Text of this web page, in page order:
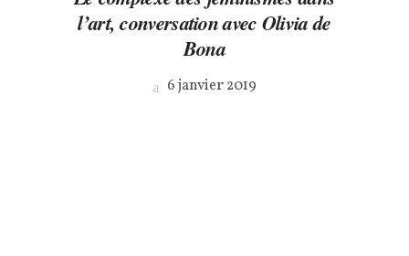
l’art, conversation avec Olivia de
Bona
6 janvier 2019